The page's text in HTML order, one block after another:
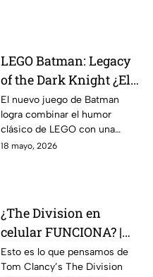
cómo Alternia busca redefinir
el entretenimiento para las
nuevas generaciones
LEGO Batman: Legacy
of the Dark Knight ¿El
mejor de la franqucia? |
AZE REVIEW
El nuevo juego de Batman
logra combinar el humor
clásico de LEGO con una
aventura llena de acción,
18 mayo, 2026
¿The Division en
celular FUNCIONA? |
Probamos Tom
Clancy's The Division
Esto es lo que pensamos de
Tom Clancy’s The Division